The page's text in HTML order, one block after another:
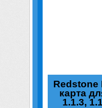
Redstone
карта
1.1.3,